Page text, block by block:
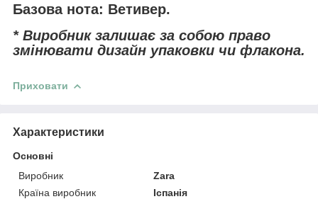
Базова нота: Ветивер.
* Виробник залишає за собою право
змінювати дизайн упаковки чи флакона.
Приховати
Характеристики
Основні
Виробник
Zara
Країна виробник
Іспанія